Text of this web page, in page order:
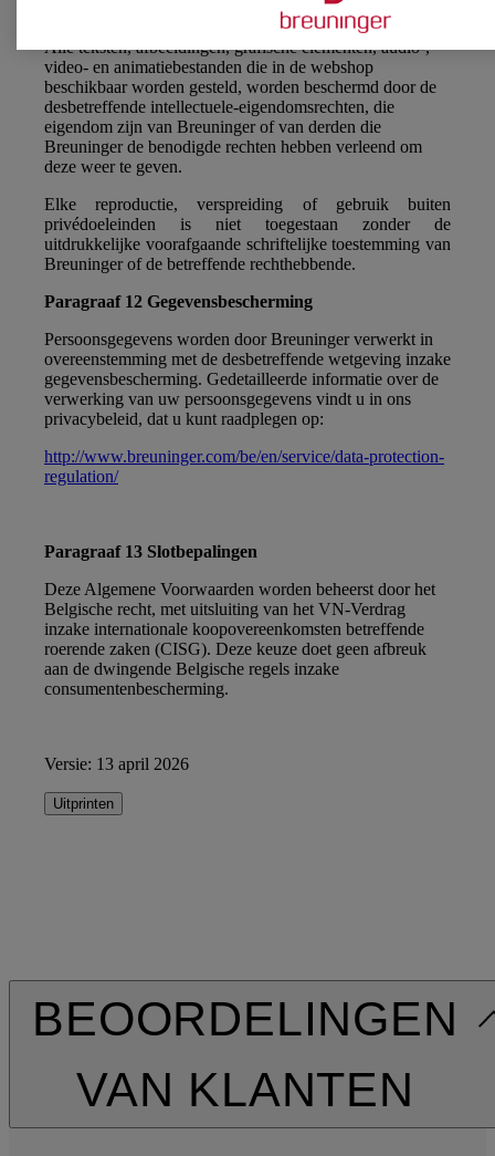
Alle teksten, afbeeldingen, grafische elementen, audio-,
video- en animatiebestanden die in de webshop
beschikbaar worden gesteld, worden beschermd door de
desbetreffende intellectuele-eigendomsrechten, die
eigendom zijn van Breuninger of van derden die
Breuninger de benodigde rechten hebben verleend om
deze weer te geven.
Elke reproductie, verspreiding of gebruik buiten
privédoeleinden is niet toegestaan zonder de
uitdrukkelijke voorafgaande schriftelijke toestemming van
Breuninger of de betreffende rechthebbende.
Paragraaf 12 Gegevensbescherming
Persoonsgegevens worden door Breuninger verwerkt in
overeenstemming met de desbetreffende wetgeving inzake
gegevensbescherming. Gedetailleerde informatie over de
verwerking van uw persoonsgegevens vindt u in ons
privacybeleid, dat u kunt raadplegen op:
http://www.breuninger.com/be/en/service/data-protection-
regulation/
Paragraaf 13 Slotbepalingen
Deze Algemene Voorwaarden worden beheerst door het
Belgische recht, met uitsluiting van het VN-Verdrag
inzake internationale koopovereenkomsten betreffende
roerende zaken (CISG). Deze keuze doet geen afbreuk
aan de dwingende Belgische regels inzake
consumentenbescherming.
Versie: 13 april 2026
Uitprinten
BEOORDELINGEN
VAN KLANTEN